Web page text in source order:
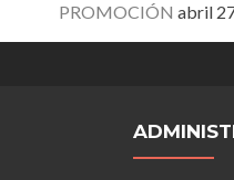
PROMOCIÓN abril